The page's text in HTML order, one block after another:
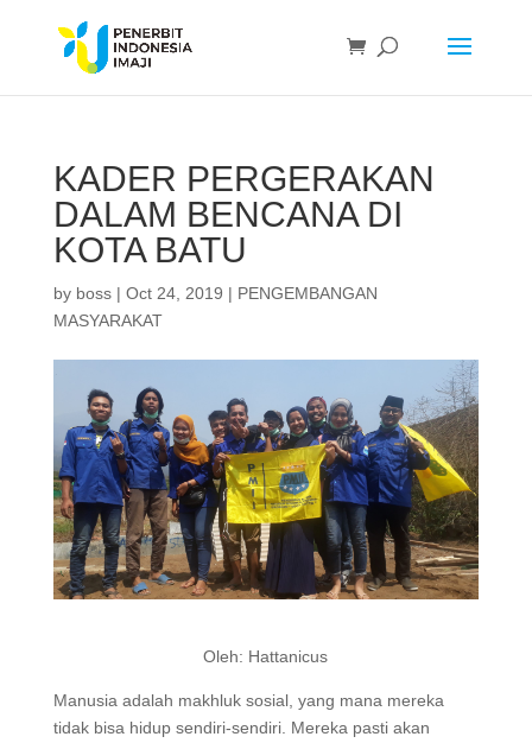
KADER PERGERAKAN
DALAM BENCANA DI
KOTA BATU
by boss| Oct 24, 2019 | PENGEMBANGAN
MASYARAKAT
Oleh: Hattanicus
Manusia adalah makhluk sosial, yang mana mereka
tidak bisa hidup sendiri-sendiri. Mereka pasti akan